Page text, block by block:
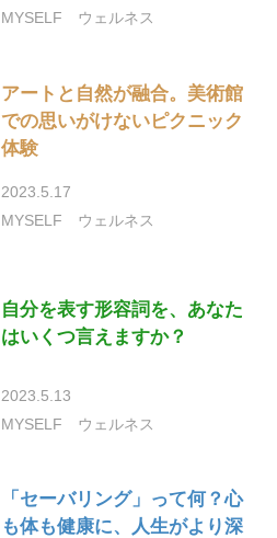
MYSELF
ウェルネス
アートと自然が融合。美術館
での思いがけないピクニック
体験
2023.5.17
MYSELF
ウェルネス
自分を表す形容詞を、あなた
はいくつ言えますか？
2023.5.13
MYSELF
ウェルネス
「セーバリング」って何？心
も体も健康に、人生がより深